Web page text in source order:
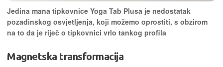
Jedina mana tipkovnice Yoga Tab Plusa je nedostatak
pozadinskog osvjetljenja, koji možemo oprostiti, s obzirom
na to da je riječ o tipkovnici vrlo tankog profila
Magnetska transformacija